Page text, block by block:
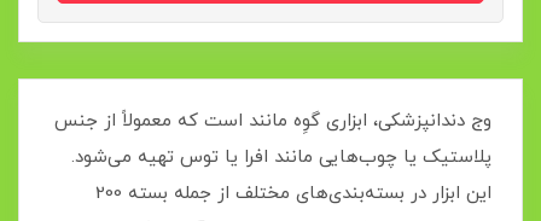
وج دندانپزشکی، ابزاری گوِه‌ مانند است که معمولاً از جنس
پلاستیک یا چوب‌هایی مانند افرا یا توس تهیه می‌شود.
این ابزار در بسته‌بندی‌های مختلف از جمله بسته 200